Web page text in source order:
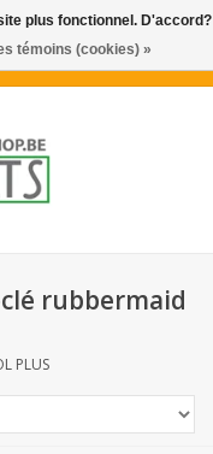
0 Articles - €0,00
rubbermaid
PLUS
plus fonctionnel. D'accord?
témoins (cookies) »